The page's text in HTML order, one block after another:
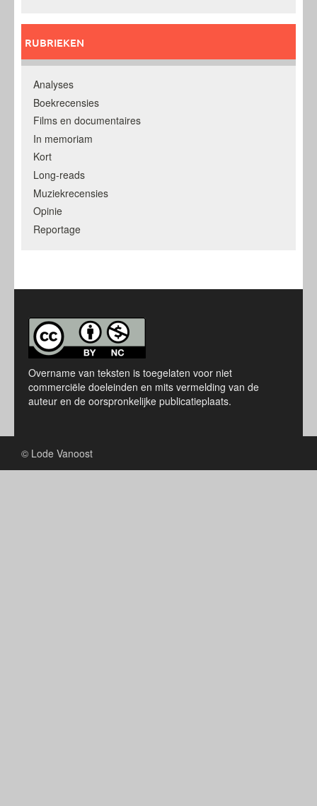
RUBRIEKEN
Analyses
Boekrecensies
Films en documentaires
In memoriam
Kort
Long-reads
Muziekrecensies
Opinie
Reportage
Overname van teksten is toegelaten voor niet
commerciële doeleinden en mits vermelding van de
auteur en de oorspronkelijke publicatieplaats.
© Lode Vanoost